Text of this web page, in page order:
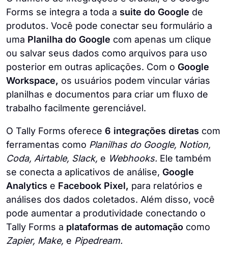
Forms se integra a toda a suite do Google de
produtos. Você pode conectar seu formulário a
uma Planilha do Google com apenas um clique
ou salvar seus dados como arquivos para uso
posterior em outras aplicações. Com o Google
Workspace, os usuários podem vincular várias
planilhas e documentos para criar um fluxo de
trabalho facilmente gerenciável.
O Tally Forms oferece 6 integrações diretas com
ferramentas como Planilhas do Google, Notion,
Coda, Airtable, Slack, e Webhooks. Ele também
se conecta a aplicativos de análise, Google
Analytics e Facebook Pixel, para relatórios e
análises dos dados coletados. Além disso, você
pode aumentar a produtividade conectando o
Tally Forms a plataformas de automação como
Zapier, Make, e Pipedream.